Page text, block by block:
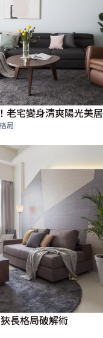
老宅變身清爽陽光美居
局
長格局破解術